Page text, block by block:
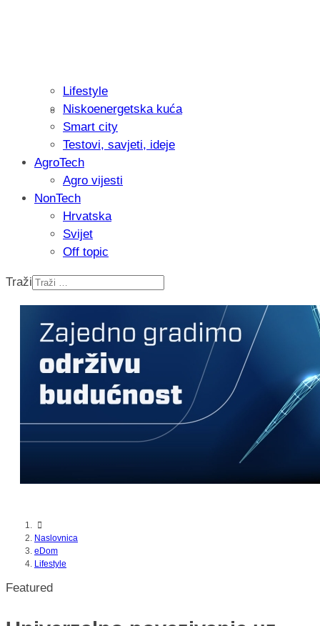
Recenzija: Philips All-in-One Trimmer
muškarcu
Isprobali smo: Thermostar
Lifestyle
Niskoenergetska kuća
Smart city
Testovi, savjeti, ideje
AgroTech
Agro vijesti
NonTech
Hrvatska
Svijet
Off topic
Traži
Naslovnica
eDom
Lifestyle
Featured